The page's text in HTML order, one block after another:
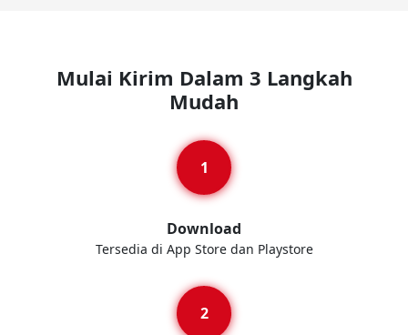
Mulai Kirim Dalam 3 Langkah
Mudah
Download
Tersedia di App Store dan Playstore